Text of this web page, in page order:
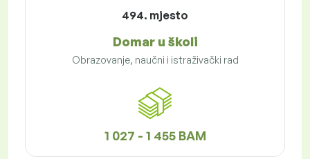
494. mjesto
Domar u školi
Obrazovanje, naučni i istraživački rad
1 027 - 1 455 BAM